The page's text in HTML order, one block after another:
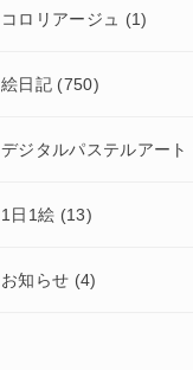
コロリアージュ (1)
絵日記 (750)
デジタルパステルアート
1日1絵 (13)
お知らせ (4)